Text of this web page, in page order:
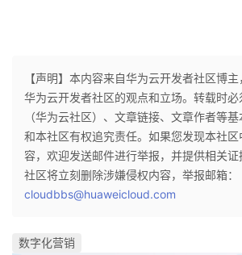
【声明】本内容来自华为云开发者社区博
华为云开发者社区的观点和立场。转载时
（华为云社区）、文章链接、文章作者等
和本社区有权追究责任。如果您发现本社
容，欢迎发送邮件进行举报，并提供相关
社区将立刻删除涉嫌侵权内容，举报邮箱：
cloudbbs@huaweicloud.com
数字化营销